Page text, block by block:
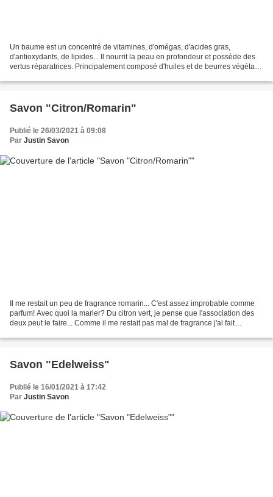
Un baume est un concentré de vitamines, d'omégas, d'acides gras,
d'antioxydants, de lipides... Il nourrit la peau en profondeur et possède des
vertus réparatrices. Principalement composé d'huiles et de beurres végétaux
Savon "Citron/Romarin"
Publié le 26/03/2021 à 09:08
Par Justin Savon
Il me restait un peu de fragrance romarin... C'est assez improbable comme
parfum! Avec quoi la marier? Du citron vert, je pense que l'association des
deux peut le faire... Comme il me restait pas mal de fragrance j'ai fait
Savon "Edelweiss"
Publié le 16/01/2021 à 17:42
Par Justin Savon